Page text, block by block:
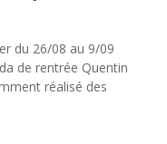
du 26/08 au 9/09
de rentrée Quentin
réalisé des